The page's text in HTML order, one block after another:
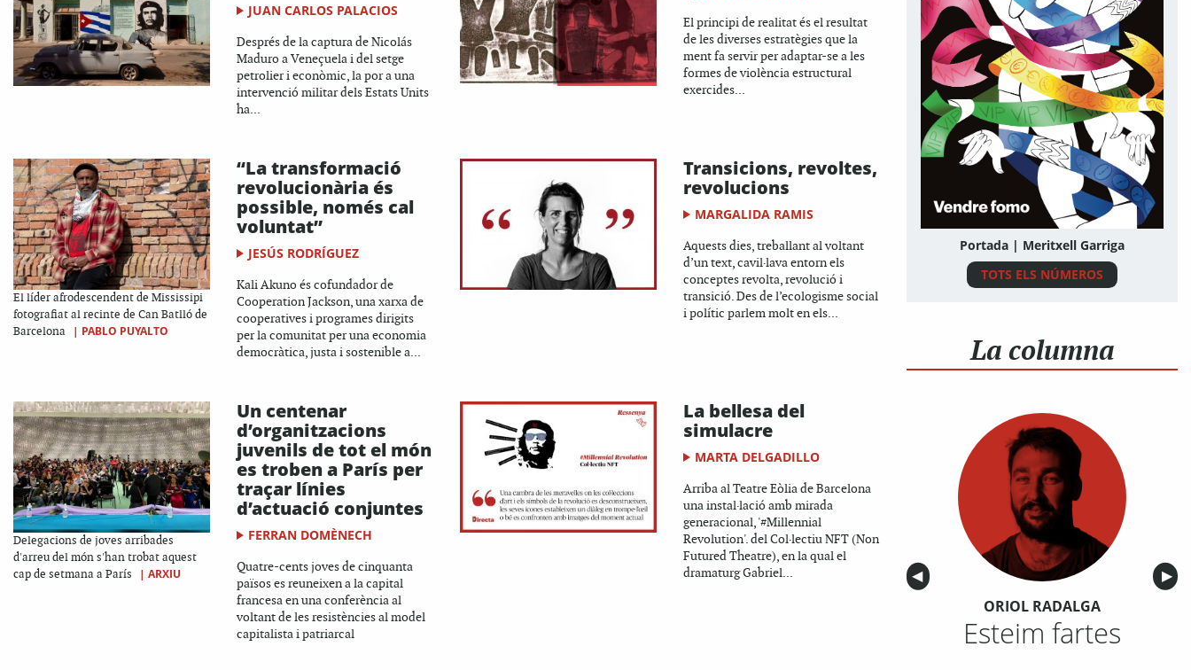
JUAN CARLOS PALACIOS
Després de la captura de Nicolás
Maduro a Veneçuela i del setge
petrolier i econòmic, la por a una
intervenció militar dels Estats Units
ha...
El principi de realitat és el resultat
de les diverses estratègies que la
ment fa servir per adaptar-se a les
formes de violència estructural
exercides...
El líder afrodescendent de Mississipi
fotografiat al recinte de Can Batlló de
Barcelona
| PABLO PUYALTO
“La transformació
revolucionària és
possible, només cal
voluntat”
JESÚS RODRÍGUEZ
Kali Akuno és cofundador de
Cooperation Jackson, una xarxa de
cooperatives i programes dirigits
per la comunitat per una economia
democràtica, justa i sostenible a...
Transicions, revoltes,
revolucions
MARGALIDA RAMIS
Aquests dies, treballant al voltant
d’un text, cavil·lava entorn els
conceptes revolta, revolució i
transició. Des de l’ecologisme social
i polític parlem molt en els...
Delegacions de joves arribades
d'arreu del món s'han trobat aquest
cap de setmana a París
| ARXIU
Un centenar
d’organitzacions
juvenils de tot el món
es troben a París per
traçar línies
d’actuació conjuntes
FERRAN DOMÈNECH
Quatre-cents joves de cinquanta
països es reuneixen a la capital
francesa en una conferència al
voltant de les resistències al model
capitalista i patriarcal
La bellesa del
simulacre
MARTA DELGADILLO
Arriba al Teatre Eòlia de Barcelona
una instal·lació amb mirada
generacional, '#Millennial
Revolution'. del Col·lectiu NFT (Non
Futured Theatre), en la qual el
dramaturg Gabriel...
Portada | Meritxell Garriga
TOTS ELS NÚMEROS
La columna
Anterior
◀︎ ▶︎
ORIOL RADALGA
Esteim fartes